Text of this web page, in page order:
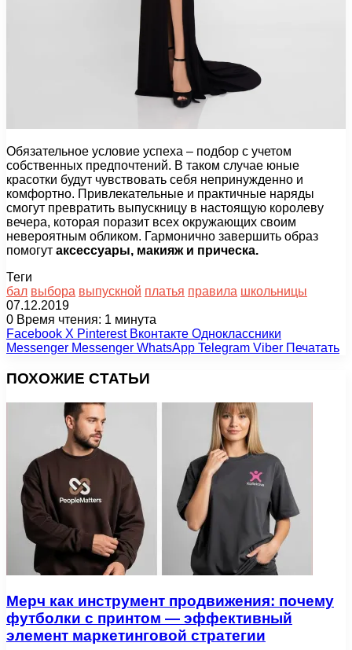
Обязательное условие успеха – подбор с учетом
собственных предпочтений. В таком случае юные
красотки будут чувствовать себя непринужденно и
комфортно. Привлекательные и практичные наряды
смогут превратить выпускницу в настоящую королеву
вечера, которая поразит всех окружающих своим
невероятным обликом. Гармонично завершить образ
помогут аксессуары, макияж и прическа.
Теги
бал выбора выпускной платья правила школьницы
07.12.2019
0 Время чтения: 1 минута
Facebook X Pinterest Вконтакте Одноклассники
Messenger Messenger WhatsApp Telegram Viber Печатать
ПОХОЖИЕ СТАТЬИ
Мерч как инструмент продвижения: почему
футболки с принтом — эффективный
элемент маркетинговой стратегии